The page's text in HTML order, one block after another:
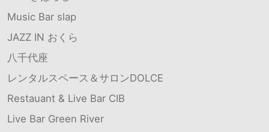
Music Bar slap
JAZZ IN おくら
八千代座
レンタルスペース＆サロンDOLCE
Restauant & Live Bar CIB
Live Bar Green River